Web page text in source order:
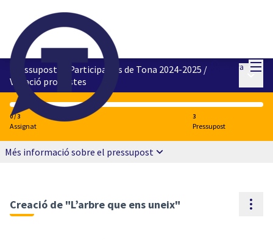
Entra
Pressupostos Participatius de Tona 2024-2025 /
Votació propostes
0 / 3
Assignat
3
Pressupost
Més informació sobre el pressupost
Creació de "L’arbre que ens uneix"